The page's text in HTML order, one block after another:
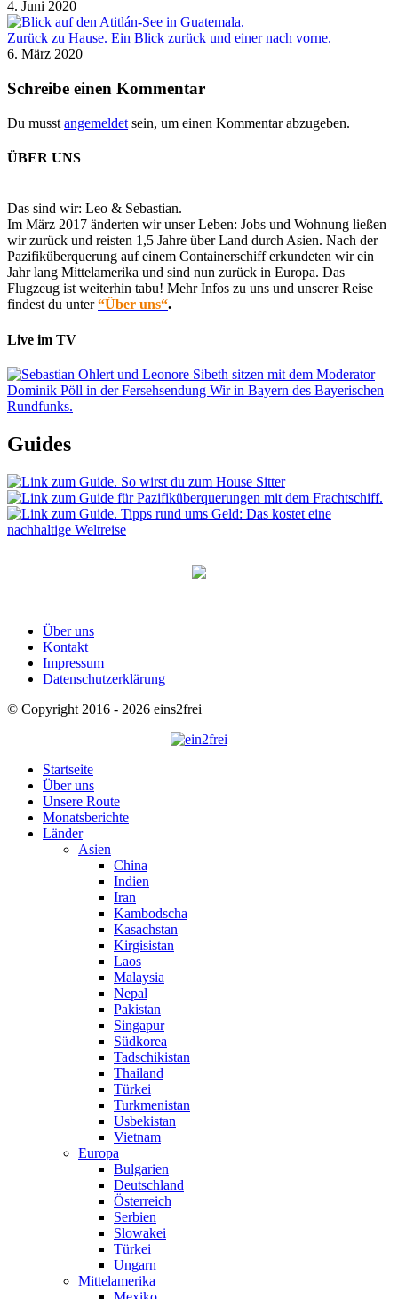
4. Juni 2020
Zurück zu Hause. Ein Blick zurück und einer nach vorne.
6. März 2020
Schreibe einen Kommentar
Du musst angemeldet sein, um einen Kommentar abzugeben.
ÜBER UNS
Das sind wir: Leo & Sebastian.
Im März 2017 änderten wir unser Leben: Jobs und Wohnung ließen
wir zurück und reisten 1,5 Jahre über Land durch Asien. Nach der
Pazifiküberquerung auf einem Containerschiff erkundeten wir ein
Jahr lang Mittelamerika und sind nun zurück in Europa. Das
Flugzeug ist weiterhin tabu! Mehr Infos zu uns und unserer Reise
findest du unter“Über uns“.
Live im TV
Guides
Über uns
Kontakt
Impressum
Datenschutzerklärung
© Copyright 2016 - 2026 eins2frei
Startseite
Über uns
Unsere Route
Monatsberichte
Länder
Asien
China
Indien
Iran
Kambodscha
Kasachstan
Kirgisistan
Laos
Malaysia
Nepal
Pakistan
Singapur
Südkorea
Tadschikistan
Thailand
Türkei
Turkmenistan
Usbekistan
Vietnam
Europa
Bulgarien
Deutschland
Österreich
Serbien
Slowakei
Türkei
Ungarn
Mittelamerika